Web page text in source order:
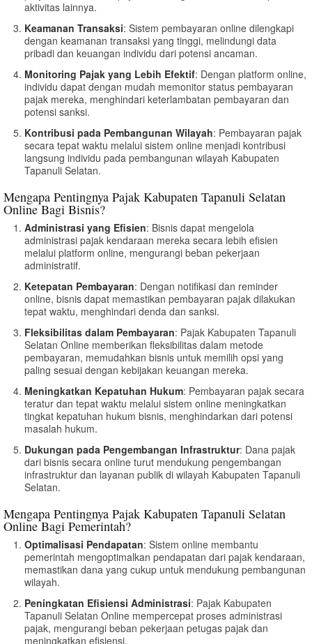
aktivitas lainnya.
Keamanan Transaksi: Sistem pembayaran online dilengkapi
dengan keamanan transaksi yang tinggi, melindungi data
pribadi dan keuangan individu dari potensi ancaman.
Monitoring Pajak yang Lebih Efektif: Dengan platform online,
individu dapat dengan mudah memonitor status pembayaran
pajak mereka, menghindari keterlambatan pembayaran dan
potensi sanksi.
Kontribusi pada Pembangunan Wilayah: Pembayaran pajak
secara tepat waktu melalui sistem online menjadi kontribusi
langsung individu pada pembangunan wilayah Kabupaten
Tapanuli Selatan.
Mengapa Pentingnya Pajak Kabupaten Tapanuli Selatan
Online Bagi Bisnis?
Administrasi yang Efisien: Bisnis dapat mengelola
administrasi pajak kendaraan mereka secara lebih efisien
melalui platform online, mengurangi beban pekerjaan
administratif.
Ketepatan Pembayaran: Dengan notifikasi dan reminder
online, bisnis dapat memastikan pembayaran pajak dilakukan
tepat waktu, menghindari denda dan sanksi.
Fleksibilitas dalam Pembayaran: Pajak Kabupaten Tapanuli
Selatan Online memberikan fleksibilitas dalam metode
pembayaran, memudahkan bisnis untuk memilih opsi yang
paling sesuai dengan kebijakan keuangan mereka.
Meningkatkan Kepatuhan Hukum: Pembayaran pajak secara
teratur dan tepat waktu melalui sistem online meningkatkan
tingkat kepatuhan hukum bisnis, menghindarkan dari potensi
masalah hukum.
Dukungan pada Pengembangan Infrastruktur: Dana pajak
dari bisnis secara online turut mendukung pengembangan
infrastruktur dan layanan publik di wilayah Kabupaten Tapanuli
Selatan.
Mengapa Pentingnya Pajak Kabupaten Tapanuli Selatan
Online Bagi Pemerintah?
Optimalisasi Pendapatan: Sistem online membantu
pemerintah mengoptimalkan pendapatan dari pajak kendaraan,
memastikan dana yang cukup untuk mendukung pembangunan
wilayah.
Peningkatan Efisiensi Administrasi: Pajak Kabupaten
Tapanuli Selatan Online mempercepat proses administrasi
pajak, mengurangi beban pekerjaan petugas pajak dan
meningkatkan efisiensi.